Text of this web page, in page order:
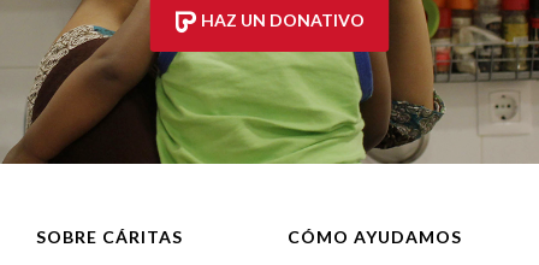
HAZ UN DONATIVO
SOBRE CÁRITAS CÓMO AYUDAMOS